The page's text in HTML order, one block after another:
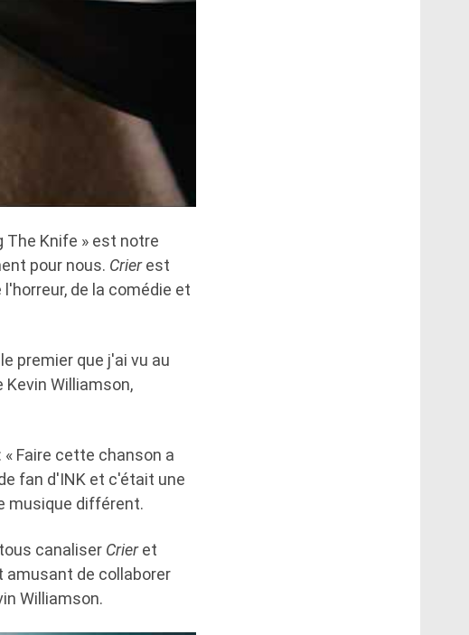
The Knife » est notre
pour nous. Crierest
de la comédie et
premier que j'ai vu au
Kevin Williamson,
Faire cette chanson a
fan d'INK et c'était une
musique différent.
canaliser Crieret
amusant de collaborer
Williamson.